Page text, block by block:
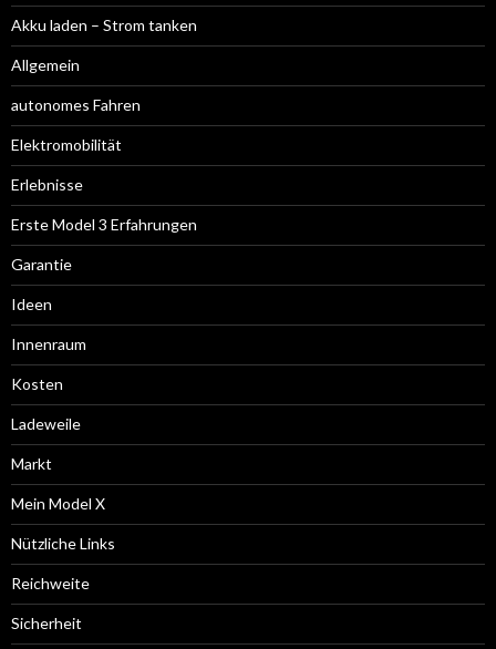
Akku laden – Strom tanken
Allgemein
autonomes Fahren
Elektromobilität
Erlebnisse
Erste Model 3 Erfahrungen
Garantie
Ideen
Innenraum
Kosten
Ladeweile
Markt
Mein Model X
Nützliche Links
Reichweite
Sicherheit